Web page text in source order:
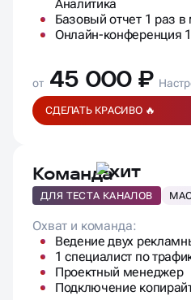
Аналитика
Базовый отчет 1 раз в
Онлайн-конференция
от 45 000 ₽
СДЕЛАТЬ КРАСИВО 🔥
Команда
ДЛЯ ТЕСТА КАНАЛОВ
Охват и команда:
Ведение двух
1 специалист по
Проектный менеджер
Подключение